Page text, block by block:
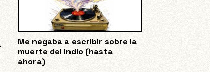
Me negaba a escribir sobre la
muerte del Indio (hasta
ahora)